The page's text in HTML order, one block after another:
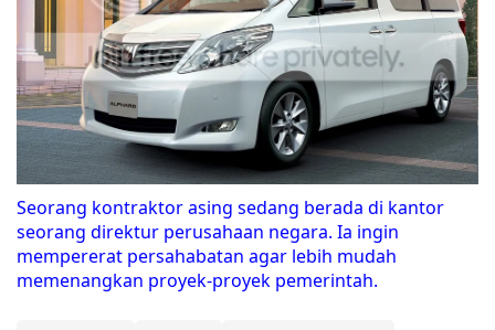
Seorang kontraktor asing sedang berada di kantor
seorang direktur perusahaan negara. Ia ingin
mempererat persahabatan agar lebih mudah
memenangkan proyek-proyek pemerintah.